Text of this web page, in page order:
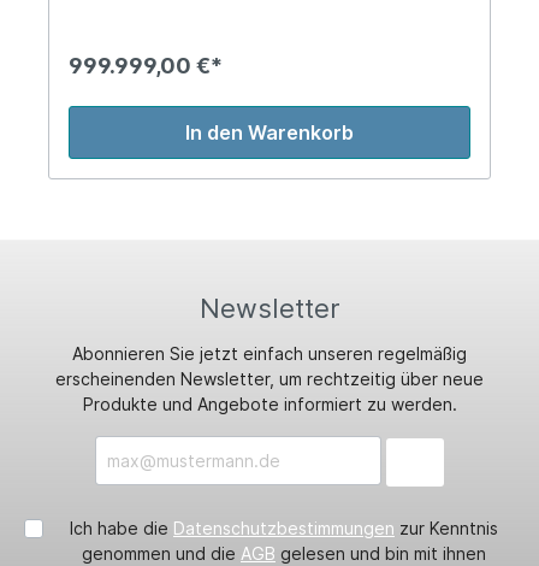
999.999,00 €*
In den Warenkorb
Newsletter
Abonnieren Sie jetzt einfach unseren regelmäßig
erscheinenden Newsletter, um rechtzeitig über neue
Produkte und Angebote informiert zu werden.
Ich habe die Datenschutzbestimmungen zur Kenntnis
genommen und die AGB gelesen und bin mit ihnen